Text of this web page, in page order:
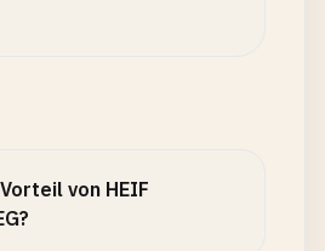
von HEIF